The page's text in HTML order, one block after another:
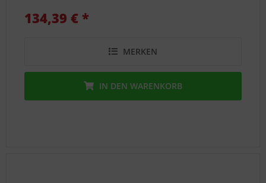
134,39 € *
MERKEN
IN DEN WARENKORB